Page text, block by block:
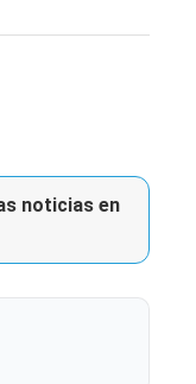
noticias en